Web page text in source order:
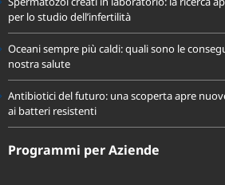
Spermatozoi creati in laboratorio: la ricerca
per lo studio dell’infertilità
Oceani sempre più caldi: quali sono le
nostra salute
Antibiotici del futuro: una scoperta apre
ai batteri resistenti